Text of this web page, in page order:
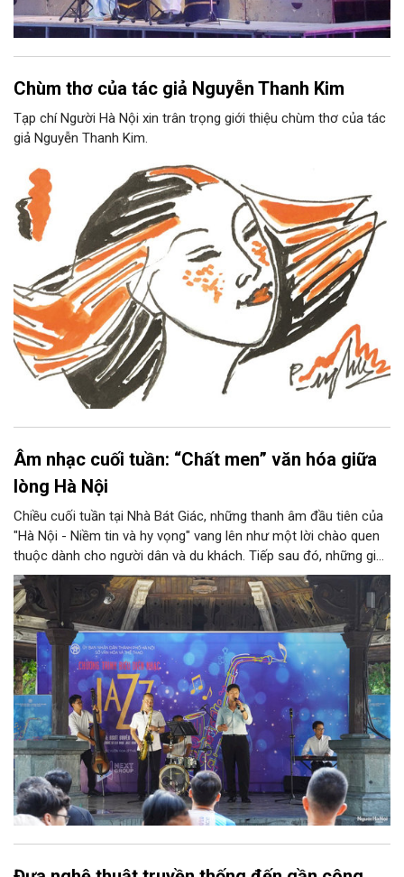
Chùm thơ của tác giả Nguyễn Thanh Kim
Tạp chí Người Hà Nội xin trân trọng giới thiệu chùm thơ của tác
giả Nguyễn Thanh Kim.
Âm nhạc cuối tuần: “Chất men” văn hóa giữa
lòng Hà Nội
Chiều cuối tuần tại Nhà Bát Giác, những thanh âm đầu tiên của
"Hà Nội - Niềm tin và hy vọng" vang lên như một lời chào quen
thuộc dành cho người dân và du khách. Tiếp sau đó, những giai
điệu jazz kinh điển của thế giới lần lượt cất lên qua phần biểu
diễn của NSƯT Quyền Văn Minh và các nghệ sĩ Bình Minh Jazz
Club, mở ra một không gian âm nhạc giàu cảm xúc ngay giữa
trung tâm Thủ đô.